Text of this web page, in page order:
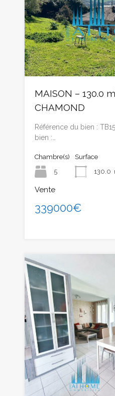
MAISON – 130.0
CHAMOND
Référence du bien :
bien :…
Chambre(s)
5
Surface
130.0
Vente
339000€